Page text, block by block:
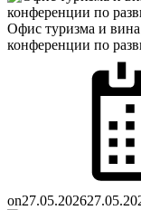
Офис туризма и
конференции по
on27.05.2026